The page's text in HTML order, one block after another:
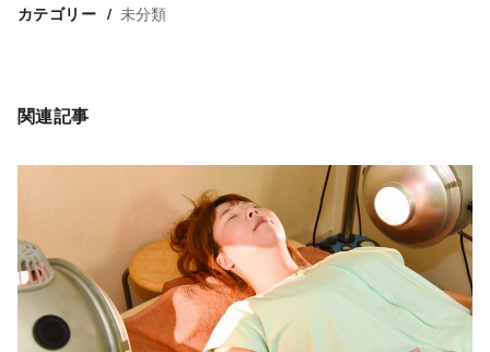
カテゴリー 未分類
関連記事